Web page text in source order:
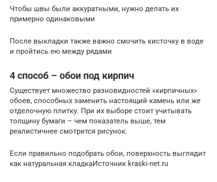
Чтобы швы были аккуратными, нужно делать их
примерно одинаковыми
После выкладки также важно смочить кисточку в воде
и пройтись ею между рядами
4 способ – обои под кирпич
Существует множество разновидностей «кирпичных»
обоев, способных заменить настоящий камень или же
отделочную плитку. При их выборе стоит учитывать
толщину бумаги – чем показатель выше, тем
реалистичнее смотрится рисунок.
Если правильно подобрать обои, поверхность выглядит
как натуральная кладкаИсточник kraski-net.ru